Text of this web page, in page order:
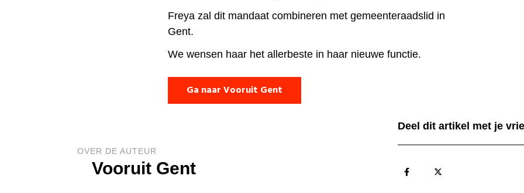
Freya zal dit mandaat combineren met gemeenteraadslid in
Gent.
We wensen haar het allerbeste in haar nieuwe functie.
Ga naar Vooruit Gent
OVER DE AUTEUR
Vooruit Gent
Deel dit artikel met je